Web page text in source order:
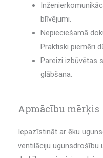
blīvējumi.
Nepieciešamā
Praktiski piemēri
Pareizi izbūvētas
glābšana.
Apmācību mērķis
Iepazīstināt ar ēku
ventilāciju ugunsdrošību